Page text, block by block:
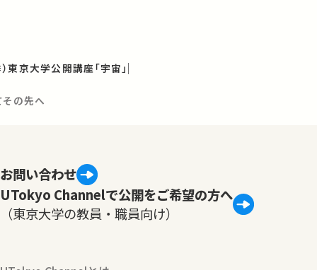
東京大学公開講座「宇宙」
その先へ
お問い合わせ
UTokyo Channelで公開をご希望の方へ
（東京大学の教員・職員向け）